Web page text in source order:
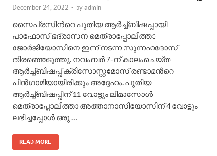
December 24, 2022 - byadmin
സൈപ്രസിന്‍റെ പുതിയ ആര്‍ച്ച്ബിഷപ്പായി
പാഫോസ് ഭദ്രാസന മെത്രാപ്പോലീത്താ
ജോര്‍ജിയോസിനെ ഇന്ന് നടന്ന സുന്നഹദോസ്
തിരഞ്ഞെടുത്തു. നവംബര്‍ 7-ന് കാലംചെയ്ത
ആര്‍ച്ച്ബിഷപ്പ് ക്രിസോസ്റ്റമോസ് രണ്ടാമന്‍റെ
പിന്‍ഗാമിയായിരിക്കും അദ്ദേഹം. പുതിയ
ആര്‍ച്ച്ബിഷപ്പിന് 11 വോട്ടും ലിമാസോള്‍
മെത്രാപ്പോലീത്താ അത്താനാസിയോസിന് 4 വോട്ടും
ലഭിച്ചപ്പോള്‍ ഒരു …
READ MORE